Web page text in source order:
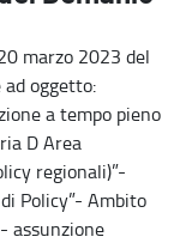
marzo 2023 del
oggetto:
a tempo pieno
D Area
regionali)”-
Policy”- Ambito
assunzione